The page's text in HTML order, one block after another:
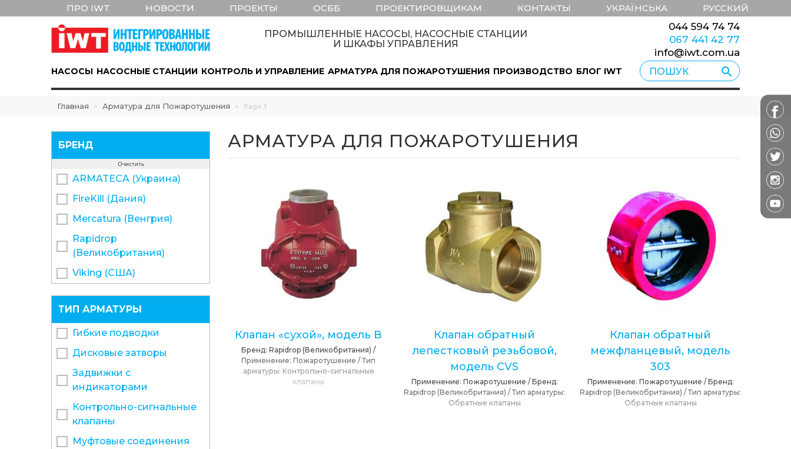
ПРО IWT НОВОСТИ ПРОЕКТЫ ОСББ ПРОЕКТИРОВЩИКАМ КОНТАКТЫ УКРАЇНСЬКА РУССКИЙ
ПРОМЫШЛЕННЫЕ НАСОСЫ, НАСОСНЫЕ СТАНЦИИ
И ШКАФЫ УПРАВЛЕНИЯ
044 594 74 74
067 441 42 77
info@iwt.com.ua
НАСОСЫ НАСОСНЫЕ СТАНЦИИ КОНТРОЛЬ И УПРАВЛЕНИЕ АРМАТУРА ДЛЯ ПОЖАРОТУШЕНИЯ ПРОИЗВОДСТВО БЛОГ IWT
Главная > Арматура для Пожаротушения > Page 3
АРМАТУРА ДЛЯ ПОЖАРОТУШЕНИЯ
Клапан «сухой», модель В
Бренд:Rapidrop (Великобритания) /
Применение:Пожаротушение /Тип
арматуры: Контрольно-сигнальные
клапаны
Клапан обратный
лепестковый резьбовой,
модель CVS
Применение: Пожаротушение / Бренд:
Rapidrop (Великобритания) /Тип арматуры:
Обратные клапаны
Клапан обратный
межфланцевый, модель
303
Применение: Пожаротушение / Бренд:
Rapidrop (Великобритания) /Тип арматуры:
Обратные клапаны
БРЕНД
Очистить
ARMATECA (Украина)
FireKill (Дания)
Mercatura (Венгрия)
Rapidrop
(Великобритания)
Viking (США)
ТИП АРМАТУРЫ
Гибкие подводки
Дисковые затворы
Задвижки с
индикаторами
Контрольно-сигнальные
клапаны
Муфтовые соединения